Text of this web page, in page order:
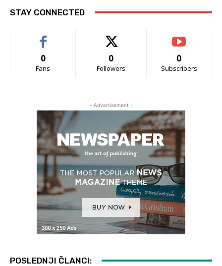
STAY CONNECTED
0
Fans
0
Followers
0
Subscribers
- Advertisement -
POSLEDNJI ČLANCI: